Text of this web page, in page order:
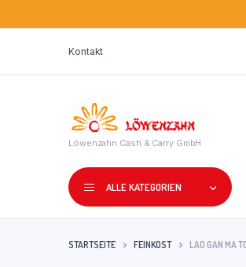
Kontakt
Löwenzahn Cash & Carry GmbH
ALLE KATEGORIEN
STARTSEITE FEINKOST LAO GAN MA